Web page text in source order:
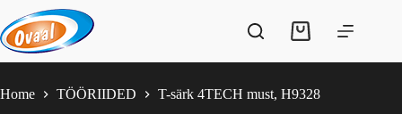
to
content
Shopping
Home TÖÖRIIDED T-särk 4TECH must, H9328